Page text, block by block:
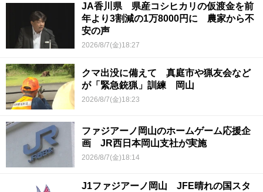
JA香川県 県産コシヒカリの仮渡金を前
年より3割減の1万8000円に 農家から不
安の声
2026/8/7(金)18:27
クマ出没に備えて 真庭市や猟友会など
が「緊急銃猟」訓練 岡山
2026/8/7(金)18:23
ファジアーノ岡山のホームゲーム応援企
画 JR西日本岡山支社が実施
2026/8/7(金)18:14
J1ファジアーノ岡山 JFE晴れの国スタ